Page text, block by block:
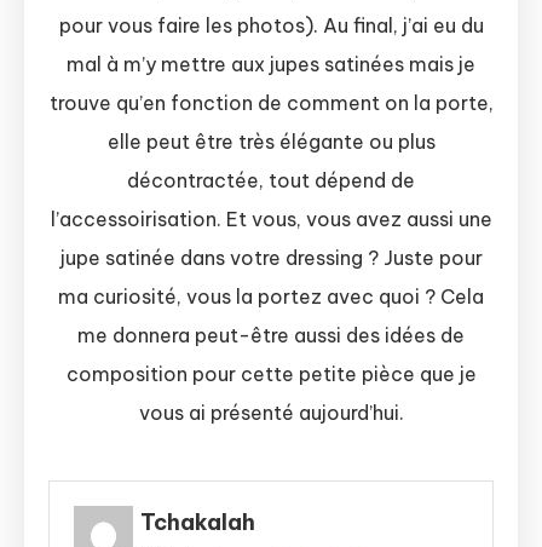
pour vous faire les photos). Au final, j’ai eu du
mal à m’y mettre aux jupes satinées mais je
trouve qu’en fonction de comment on la porte,
elle peut être très élégante ou plus
décontractée, tout dépend de
l’accessoirisation. Et vous, vous avez aussi une
jupe satinée dans votre dressing ? Juste pour
ma curiosité, vous la portez avec quoi ? Cela
me donnera peut-être aussi des idées de
composition pour cette petite pièce que je
vous ai présenté aujourd’hui.
Tchakalah